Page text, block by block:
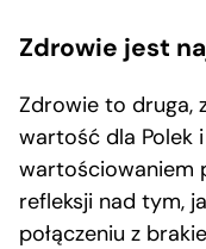
Zdrowie jest
Zdrowie to druga,
wartość dla Polek
wartościowaniem
refleksji nad tym,
połączeniu z